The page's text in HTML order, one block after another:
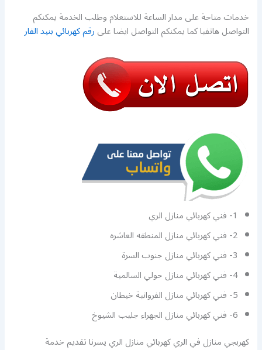
خدمات متاحة على مدار الساعة للاستعلام وطلب الخدمة يمكنكم
التواصل هاتفيا كما يمكنكم التواصل ايضا علىرقم كهربائي بنيد القار
1- فني كهربائي منازل الري
2- فني كهربائي منازل المنطقه العاشره
3- فني كهربائي منازل جنوب السرة
4- فني كهربائي منازل حولي السالمية
5- فني كهربائي منازل الفروانية خيطان
6- فني كهربائي منازل الجهراء جليب الشيوخ
كهربجي منازل في الري كهربائي منازل الري يسرنا تقديم خدمة